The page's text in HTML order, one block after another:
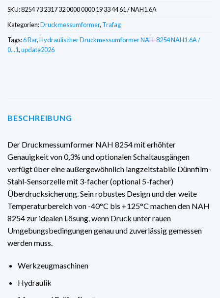
SKU:8254 73 2317 32 0000 0000 19 33 44 61 / NAH1.6A
Kategorien:Druckmessumformer, Trafag
Tags:6 Bar,Hydraulischer Druckmessumformer NAH-8254 NAH1.6A /
0...1,update2026
BESCHREIBUNG
Der Druckmessumformer NAH 8254 mit erhöhter
Genauigkeit von 0,3% und optionalen Schaltausgängen
verfügt über eine außergewöhnlich langzeitstabile Dünnfilm-
Stahl-Sensorzelle mit 3-facher (optional 5-facher)
Überdrucksicherung. Sein robustes Design und der weite
Temperaturbereich von -40°C bis +125°C machen den NAH
8254 zur idealen Lösung, wenn Druck unter rauen
Umgebungsbedingungen genau und zuverlässig gemessen
werden muss.
Werkzeugmaschinen
Hydraulik